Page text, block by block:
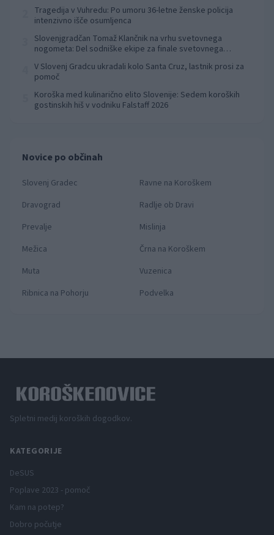
Tragedija v Vuhredu: Po umoru 36-letne ženske policija
intenzivno išče osumljenca
Slovenjgradčan Tomaž Klančnik na vrhu svetovnega
nogometa: Del sodniške ekipe za finale svetovnega
V Slovenj Gradcu ukradali kolo Santa Cruz, lastnik prosi za
pomoč
Koroška med kulinarično elito Slovenije: Sedem koroških
gostinskih hiš v vodniku Falstaff 2026
Novice po občinah
Slovenj Gradec
Ravne na Koroškem
Dravograd
Radlje ob Dravi
Prevalje
Mislinja
Mežica
Črna na Koroškem
Muta
Vuzenica
Ribnica na Pohorju
Podvelka
Spletni medij koroških dogodkov.
KATEGORIJE
DeSUS
Poplave 2023 - pomoč
Kam na potep?
Dobro počutje